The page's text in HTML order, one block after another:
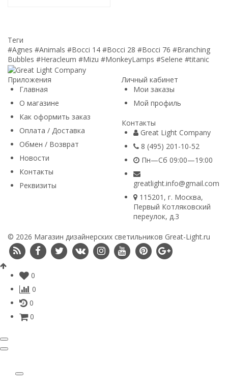
Теги
#Agnes #Animals #Bocci 14 #Bocci 28 #Bocci 76 #Branching
Bubbles #Heracleum #Mizu #MonkeyLamps #Selene #titanic
Приложения
Главная
О магазине
Как оформить заказ
Оплата / Доставка
Обмен / Возврат
Новости
Контакты
Реквизиты
Личный кабинет
Мои заказы
Мой профиль
Контакты
Great Light Company
8 (495) 201-10-52
Пн—Сб 09:00—19:00
greatlight.info@gmail.com
115201 , г. Москва,
Первый Котляковский
переулок, д.3
© 2026 Магазин дизайнерских светильников Great-Light.ru
0
0
0
0